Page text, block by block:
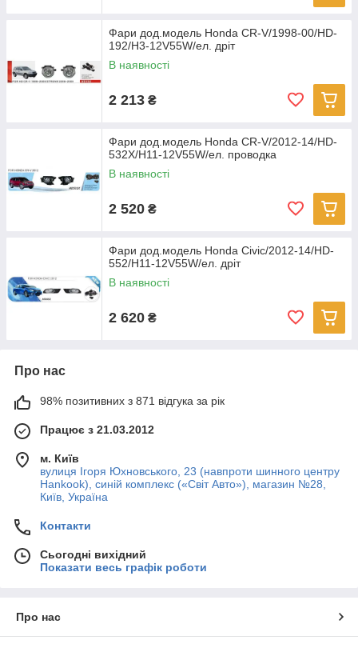
Фари дод.модель Honda CR-V/1998-00/HD-
192/H3-12V55W/ел. дріт
В наявності
2 213 ₴
Фари дод.модель Honda CR-V/2012-14/HD-
532X/H11-12V55W/ел. проводка
В наявності
2 520 ₴
Фари дод.модель Honda Civic/2012-14/HD-
552/H11-12V55W/ел. дріт
В наявності
2 620 ₴
Про нас
98% позитивних з 871 відгука за рік
Працює з 21.03.2012
м. Київ
вулиця Ігоря Юхновського, 23 (навпроти шинного центру
Hankook), синій комплекс («Світ Авто»), магазин №28,
Київ, Україна
Контакти
Сьогодні вихідний
Показати весь графік роботи
Про нас